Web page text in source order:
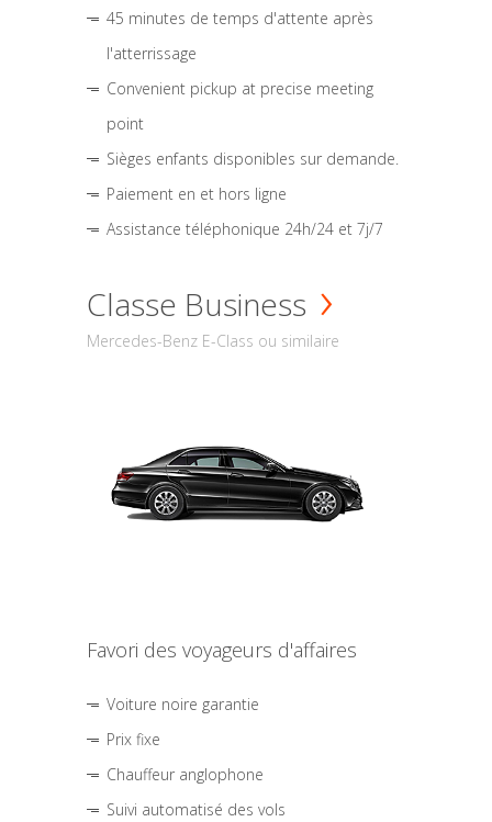
45 minutes de temps d'attente après
l'atterrissage
Convenient pickup at precise meeting
point
Sièges enfants disponibles sur demande.
Paiement en et hors ligne
Assistance téléphonique 24h/24 et 7j/7
Classe Business
Mercedes-Benz E-Class ou similaire
Favori des voyageurs d'affaires
Voiture noire garantie
Prix fixe
Chauffeur anglophone
Suivi automatisé des vols